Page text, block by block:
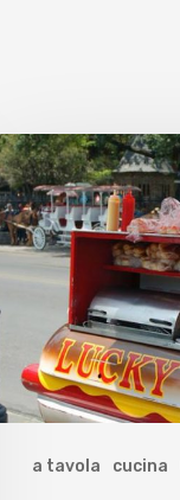
a tavola cucina